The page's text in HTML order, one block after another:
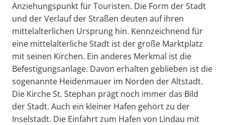
Anziehungspunkt für Touristen. Die Form der Stadt
und der Verlauf der Straßen deuten auf ihren
mittelalterlichen Ursprung hin. Kennzeichnend für
eine mittelalterliche Stadt ist der große Marktplatz
mit seinen Kirchen. Ein anderes Merkmal ist die
Befestigungsanlage. Davon erhalten geblieben ist die
sogenannte Heidenmauer im Norden der Altstadt.
Die Kirche St. Stephan prägt noch immer das Bild
der Stadt. Auch ein kleiner Hafen gehört zu der
Inselstadt. Die Einfahrt zum Hafen von Lindau mit